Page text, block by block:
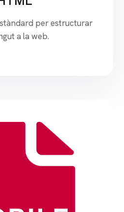
per estructurar
a la web.